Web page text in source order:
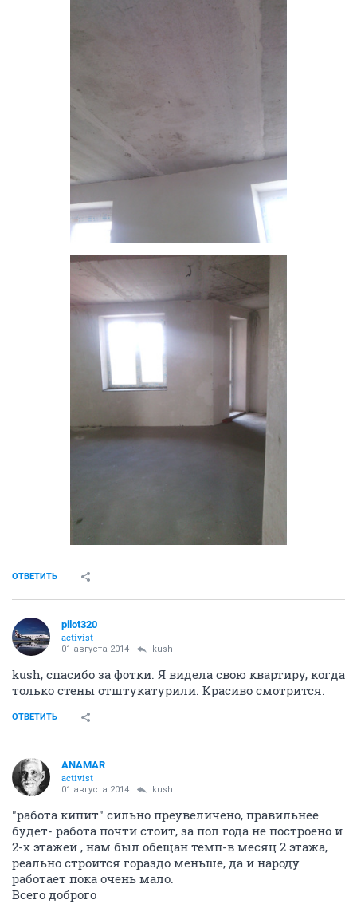
ОТВЕТИТЬ
pilot320
activist
01 августа 2014 kush
kush, спасибо за фотки. Я видела свою квартиру, когда
только стены отштукатурили. Красиво смотрится.
ОТВЕТИТЬ
ANAMAR
activist
01 августа 2014 kush
"работа кипит" сильно преувеличено, правильнее
будет- работа почти стоит, за пол года не построено и
2-х этажей , нам был обещан темп-в месяц 2 этажа,
реально строится гораздо меньше, да и народу
работает пока очень мало.
Всего доброго